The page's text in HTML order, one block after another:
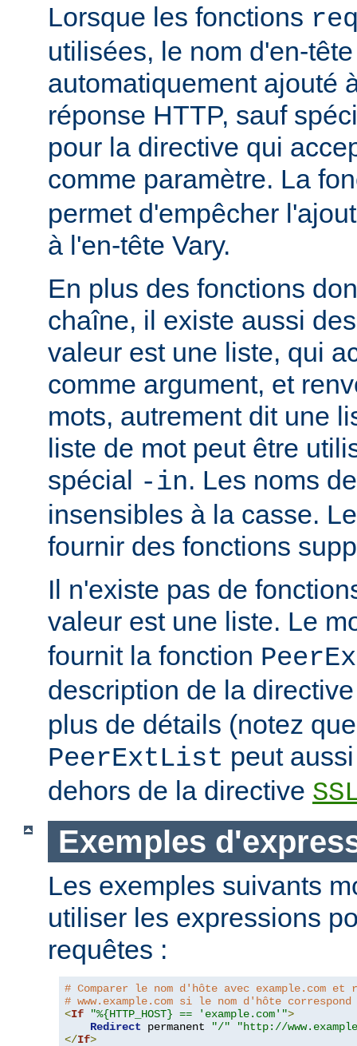
Lorsque les fonctions
utilisées, le nom d'en-
automatiquement ajouté
réponse HTTP, sauf
pour la directive qui
comme paramètre. La
permet d'empêcher
à l'en-tête Vary.
En plus des fonctions
chaîne, il existe aussi
valeur est une liste, qui
comme argument, et
mots, autrement dit une
liste de mot peut être
spécial -in. Les noms
insensibles à la casse.
fournir des fonctions
Il n'existe pas de
valeur est une liste. Le
fournit la fonction
description de la
plus de détails (notez
PeerExtList peut
dehors de la directive
Exemples
Les exemples suivants
utiliser les expressions
requêtes :
# Comparer le nom d'hôte avec example.com
# www.example.com si le nom d'hôte correspond
<If "%{HTTP_HOST} == 'example.com'">
Redirect permanent "/"
"http://
</If>